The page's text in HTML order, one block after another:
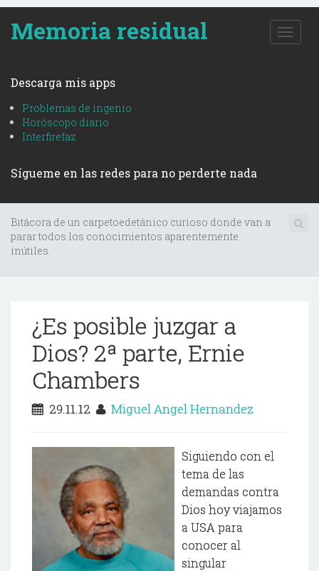
Memoria residual
T
o
t
Descarga mis apps
Problemas de ingenio
Horóscopo diario
Interfirefaz
Sígueme en las redes para no perderte nada
Bitácora de un carpetoedetánico curioso donde van a
parar todos los conocimientos aparentemente
inútiles.
¿Es posible juzgar a
Dios? 2ª parte, Ernie
Chambers
29.11.12 Miguel Angel Hernandez
Siguiendo con el
tema de las
demandas contra
Dios hoy viajamos
a USA para
conocer al
singular